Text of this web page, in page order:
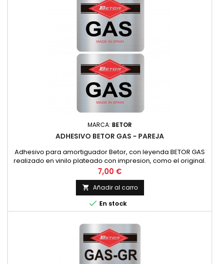
MARCA: BETOR
ADHESIVO BETOR GAS - PAREJA
Adhesivo para amortiguador Betor, con leyenda BETOR GAS
realizado en vinilo plateado con impresion, como el original.
PRECIO POR PAREJA
Precio
7,00 €
 Añadir al carro
 En stock